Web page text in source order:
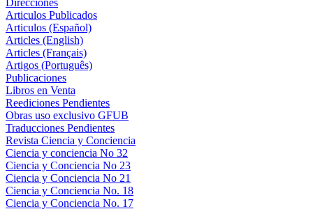
Direcciones
Articulos Publicados
Articulos (Español)
Articles (English)
Articles (Français)
Artigos (Português)
Publicaciones
Libros en Venta
Reediciones Pendientes
Obras uso exclusivo GFUB
Traducciones Pendientes
Revista Ciencia y Conciencia
Ciencia y conciencia No 32
Ciencia y Conciencia No 23
Ciencia y Conciencia No 21
Ciencia y Conciencia No. 18
Ciencia y Conciencia No. 17